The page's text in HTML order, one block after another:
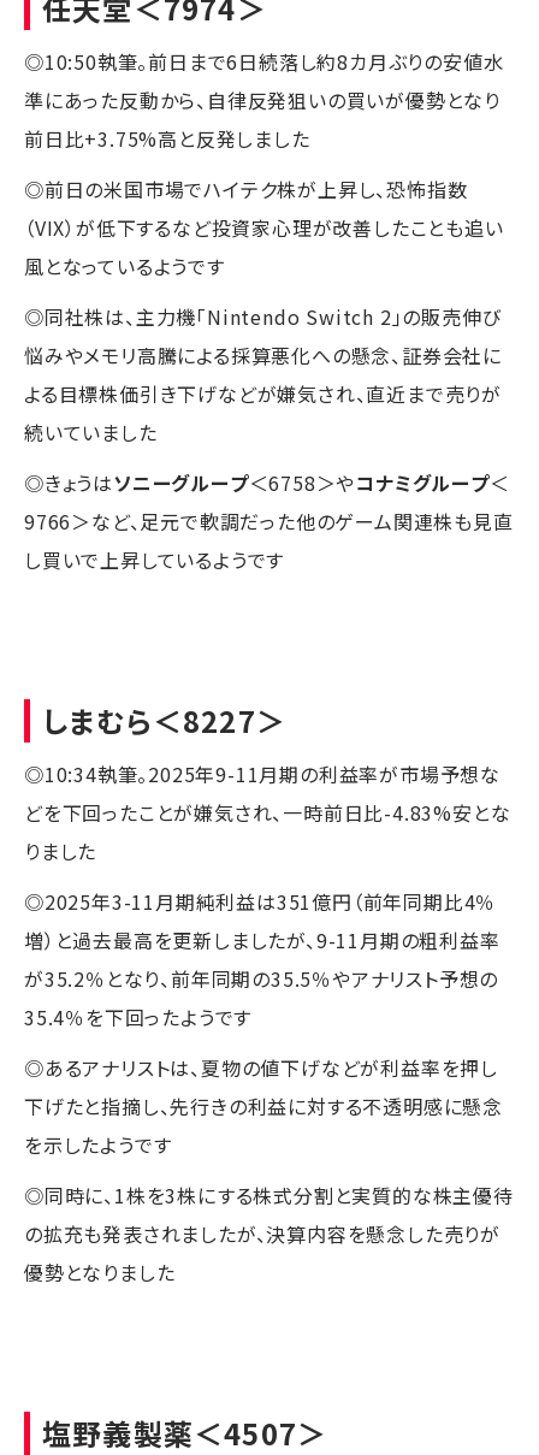
◎10:50執筆。前日まで6日続落し約8カ月ぶりの安値水
準にあった反動から、自律反発狙いの買いが優勢となり
前日比+3.75%高と反発しました
◎前日の米国市場でハイテク株が上昇し、恐怖指数
（VIX）が低下するなど投資家心理が改善したことも追い
風となっているようです
◎同社株は、主力機「Nintendo Switch 2」の販売伸び
悩みやメモリ高騰による採算悪化への懸念、証券会社に
よる目標株価引き下げなどが嫌気され、直近まで売りが
続いていました
◎きょうはソニーグループ＜6758＞やコナミグループ＜
9766＞など、足元で軟調だった他のゲーム関連株も見直
し買いで上昇しているようです
しまむら＜8227＞
◎10:34執筆。2025年9-11月期の利益率が市場予想な
どを下回ったことが嫌気され、一時前日比-4.83%安とな
りました
◎2025年3-11月期純利益は351億円（前年同期比4％
増）と過去最高を更新しましたが、9-11月期の粗利益率
が35.2％となり、前年同期の35.5％やアナリスト予想の
35.4％を下回ったようです
◎あるアナリストは、夏物の値下げなどが利益率を押し
下げたと指摘し、先行きの利益に対する不透明感に懸念
を示したようです
◎同時に、1株を3株にする株式分割と実質的な株主優待
の拡充も発表されましたが、決算内容を懸念した売りが
優勢となりました
塩野義製薬＜4507＞